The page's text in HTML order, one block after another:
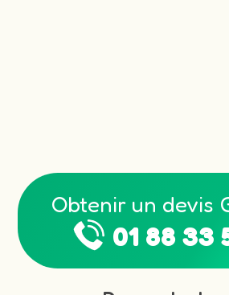
Obtenir un devis
01 88 33